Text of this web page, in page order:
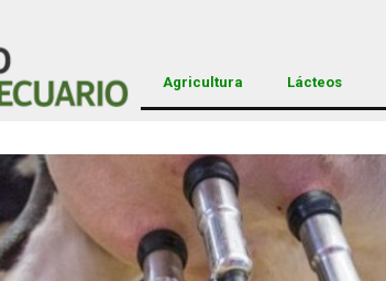
Agricultura Lácteos